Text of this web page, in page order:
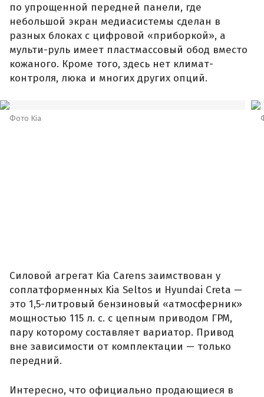
по упрощенной передней панели, где
небольшой экран медиасистемы сделан в
разных блоках с цифровой «приборкой», а
мульти-руль имеет пластмассовый обод вместо
кожаного. Кроме того, здесь нет климат-
контроля, люка и многих других опций.
Фото Kia
Силовой агрегат Kia Carens заимствован у
соплатформенных Kia Seltos и Hyundai Creta —
это 1,5-литровый бензиновый «атмосферник»
мощностью 115 л. с. с цепным приводом ГРМ,
пару которому составляет вариатор. Привод
вне зависимости от комплектации — только
передний.
Интересно, что официально продающиеся в